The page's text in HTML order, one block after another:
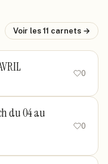
Voir les 11 carnets →
0
du 04 au
0